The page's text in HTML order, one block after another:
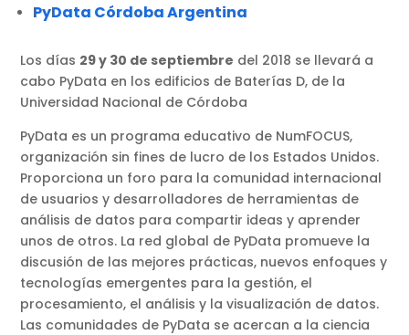
PyData Córdoba Argentina
Los días 29 y 30 de septiembre del 2018 se llevará a
cabo PyData en los edificios de Baterías D, de la
Universidad Nacional de Córdoba
PyData es un programa educativo de NumFOCUS,
organización sin fines de lucro de los Estados Unidos.
Proporciona un foro para la comunidad internacional
de usuarios y desarrolladores de herramientas de
análisis de datos para compartir ideas y aprender
unos de otros. La red global de PyData promueve la
discusión de las mejores prácticas, nuevos enfoques y
tecnologías emergentes para la gestión, el
procesamiento, el análisis y la visualización de datos.
Las comunidades de PyData se acercan a la ciencia